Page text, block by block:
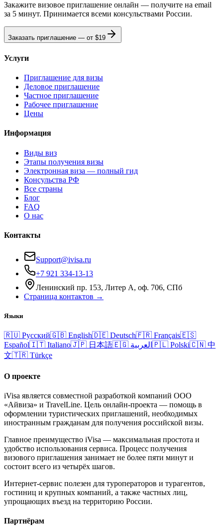
Закажите визовое приглашение онлайн — получите на email
за 5 минут. Принимается всеми консульствами России.
Заказать приглашение — от $19
Услуги
Приглашение для визы
Деловое приглашение
Частное приглашение
Рабочее приглашение
Цены
Информация
Виды виз
Этапы получения визы
Электронная виза — полный гид
Консульства РФ
Все страны
Блог
FAQ
О нас
Контакты
Support@ivisa.ru
+7 921 334-13-13
Ленинский пр. 153, Литер А, оф. 706, СПб
Страница контактов →
Языки
🇷🇺 Русский🇬🇧 English🇩🇪 Deutsch🇫🇷 Français🇪🇸
Español🇮🇹 Italiano🇯🇵 日本語🇪🇬 العربية 🇵🇱 Polski🇨🇳 中
文🇹🇷 Türkçe
О проекте
iVisa является совместной разработкой компаний ООО
«Айвиза» и TravelLine. Цель онлайн-проекта — помощь в
оформлении туристических приглашений, необходимых
иностранным гражданам для получения российской визы.
Главное преимущество iVisa — максимальная простота и
удобство использования сервиса. Процесс получения
визового приглашения занимает не более пяти минут и
состоит всего из четырёх шагов.
Интернет-сервис полезен для туроператоров и турагентов,
гостиниц и крупных компаний, а также частных лиц,
упрощающих въезд на территорию России.
Партнёрам